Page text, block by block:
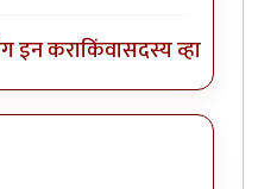
इन कराकिंवासदस्य व्हा